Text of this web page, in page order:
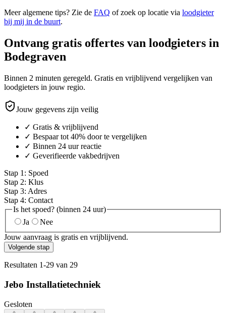
Meer algemene tips? Zie de FAQ of zoek op locatie via loodgieter
bij mij in de buurt.
Ontvang gratis offertes van loodgieters in
Bodegraven
Binnen 2 minuten geregeld. Gratis en vrijblijvend vergelijken van
loodgieters in jouw regio.
Jouw gegevens zijn veilig
✓ Gratis & vrijblijvend
✓ Bespaar tot 40% door te vergelijken
✓ Binnen 24 uur reactie
✓ Geverifieerde vakbedrijven
Stap 1 : Spoed
Stap 2: Klus
Stap 3: Adres
Stap 4: Contact
Is het spoed? (binnen 24 uur)
Ja
Nee
Jouw aanvraag is gratis en vrijblijvend.
Volgende stap
Resultaten 1-29 van 29
Jebo Installatietechniek
Gesloten